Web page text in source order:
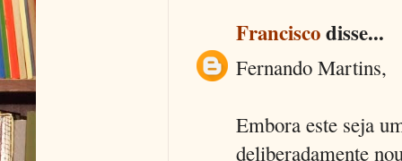
Franciscodisse...
Fernando Martins,
Embora este seja
deliberadamente